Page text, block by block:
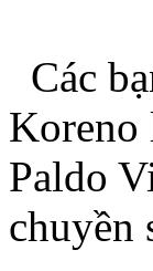
Các
Koreno
Paldo